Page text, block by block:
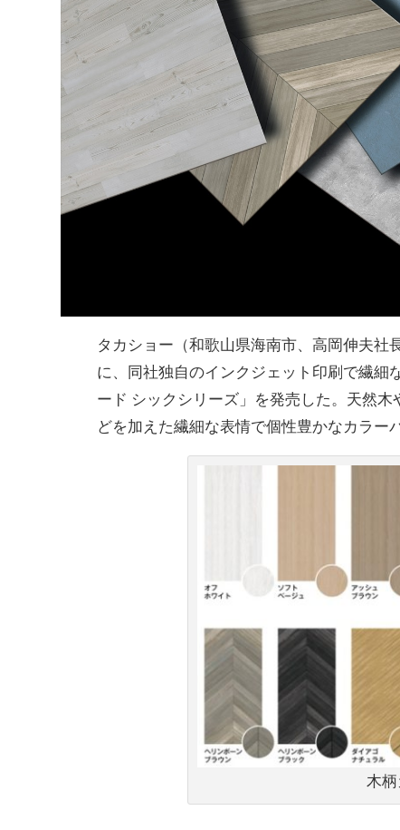
タカショー（和歌山県海南市、高岡伸夫社
に、同社独⾃のインクジェット印刷で繊細
ード シックシリーズ」を発売した。天然
どを加えた繊細な表情で個性豊かなカラー
木